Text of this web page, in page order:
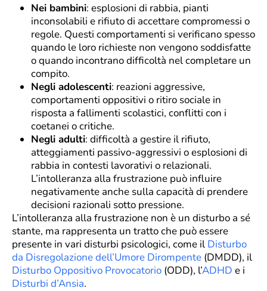
Nei bambini: esplosioni di rabbia, pianti
inconsolabili e rifiuto di accettare compromessi o
regole. Questi comportamenti si verificano spesso
quando le loro richieste non vengono soddisfatte
o quando incontrano difficoltà nel completare un
compito.
Negli adolescenti: reazioni aggressive,
comportamenti oppositivi o ritiro sociale in
risposta a fallimenti scolastici, conflitti con i
coetanei o critiche.
Negli adulti: difficoltà a gestire il rifiuto,
atteggiamenti passivo-aggressivi o esplosioni di
rabbia in contesti lavorativi o relazionali.
L’intolleranza alla frustrazione può influire
negativamente anche sulla capacità di prendere
decisioni razionali sotto pressione.
L’intolleranza alla frustrazione non è un disturbo a sé
stante, ma rappresenta un tratto che può essere
presente in vari disturbi psicologici, come il Disturbo
da Disregolazione dell’Umore Dirompente (DMDD), il
Disturbo Oppositivo Provocatorio (ODD), l’ADHD e i
Disturbi d’Ansia.